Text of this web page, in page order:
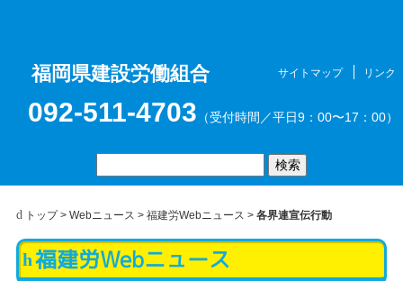
福岡県建設労働組合 サイトマップ リンク
092-511-4703 （受付時間／平日9：00〜17：00）
トップ> Webニュース > 福建労Webニュース > 各界連宣伝行動
福建労Webニュース